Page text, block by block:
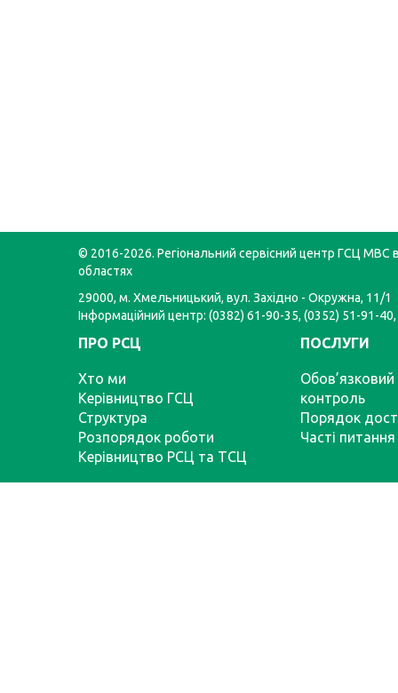
© 2016-2026. Регіональний сервісний центр ГСЦ МВС
областях
29000, м. Хмельницький, вул. Західно - Окружна, 11/1
Інформаційний центр: (0382) 61-90-35, (0352) 51-91-
ПРО РСЦ
Хто ми
Керівництво ГСЦ
Структура
Розпорядок роботи
Керівництво РСЦ та ТСЦ
ПОСЛУГИ
Обов’язковий
контроль
Порядок
Часті питання